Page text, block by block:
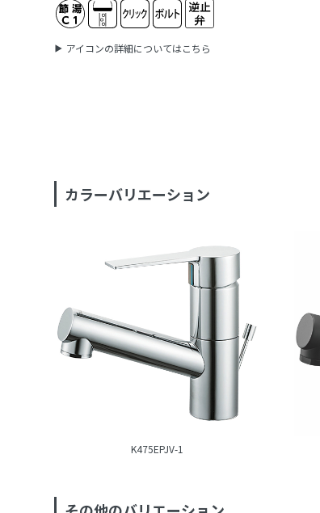
アイコンの詳細についてはこちら
カラーバリエーション
K475EPJV-1